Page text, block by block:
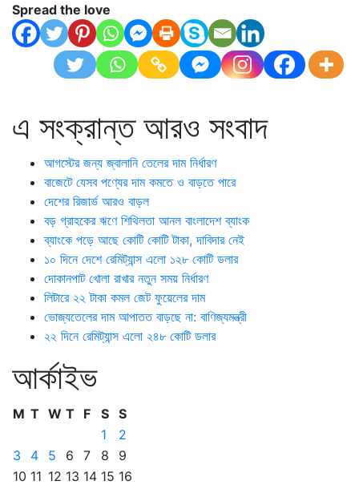
Spread the love
এ সংক্রান্ত আরও সংবাদ
আগস্টের জন্য জ্বালানি তেলের দাম নির্ধারণ
বাজেটে যেসব পণ্যের দাম কমতে ও বাড়তে পারে
দেশের রিজার্ভ আরও বাড়ল
বড় গ্রাহকের ঋণে শিথিলতা আনল বাংলাদেশ ব্যাংক
ব্যাংকে পড়ে আছে কোটি কোটি টাকা, দাবিদার নেই
১০ দিনে দেশে রেমিট্যান্স এলো ১২৮ কোটি ডলার
দোকানপাট খোলা রাখার নতুন সময় নির্ধারণ
লিটারে ২২ টাকা কমল জেট ফুয়েলের দাম
ভোজ্যতেলের দাম আপাতত বাড়ছে না: বাণিজ্যমন্ত্রী
২২ দিনে রেমিট্যান্স এলো ২৪৮ কোটি ডলার
আর্কাইভ
M T W T F S S
1
2
3
4 5 6 7 8
9
10 11 12 13 14 15 16